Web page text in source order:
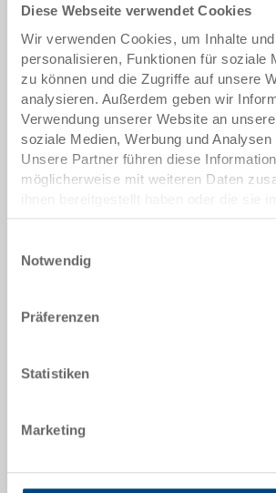
Diese Webseite verwendet Cookies
Wir verwenden Cookies, um Inhalte
personalisieren, Funktionen für soziale
zu können und die Zugriffe auf unsere
analysieren. Außerdem geben wir
Verwendung unserer Website an
soziale Medien, Werbung und Analysen
Unsere Partner führen diese
möglicherweise mit weiteren Daten
Nutzung der Dienste gesammelt haben.
Notwendig
Präferenzen
Statistiken
Marketing
Artikeldaten
Bestellnummer
3-6426N-24.7000.0101
Aussenmasse:
600 x 400 x 278 mm
Farbe:
Seitenwände geschlossen, Boden